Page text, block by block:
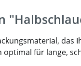
optimal für lange,